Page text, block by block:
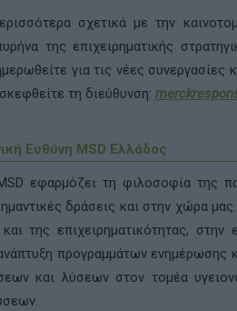
σχετικά με την
της επιχειρηματικής
για τις νέες
τη διεύθυνση:
Ευθύνη MSD Ελλάδος
εφαρμόζει τη φιλοσοφία της
δράσεις και στην χώρα
της επιχειρηματικότητας,
προγραμμάτων ενημέρωσης
και λύσεων στον τομέα